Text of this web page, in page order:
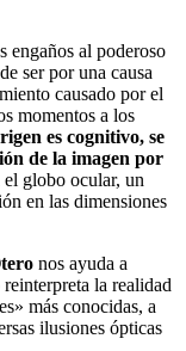
engaños al poderoso
ser por una causa
causado por el
momentos a los
es cognitivo, se
de la imagen por
el globo ocular, un
en las dimensiones
nos ayuda a
la realidad
más conocidas, a
ilusiones ópticas